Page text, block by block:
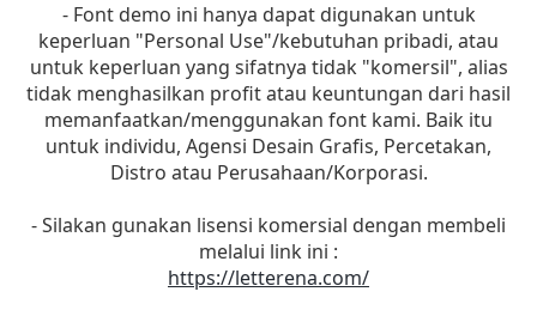
- Font demo ini hanya dapat digunakan untuk
keperluan "Personal Use"/kebutuhan pribadi, atau
untuk keperluan yang sifatnya tidak "komersil", alias
tidak menghasilkan profit atau keuntungan dari hasil
memanfaatkan/menggunakan font kami. Baik itu
untuk individu, Agensi Desain Grafis, Percetakan,
Distro atau Perusahaan/Korporasi.
- Silakan gunakan lisensi komersial dengan membeli
melalui link ini :
https://letterena.com/